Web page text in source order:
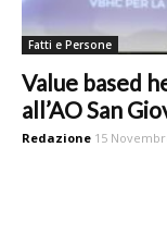
Fatti e Persone
Value based
all’AO San
Redazione 15